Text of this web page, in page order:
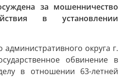
за мошенничество
в установлении
административного округа г.
обвинение в
в отношении 63-летней